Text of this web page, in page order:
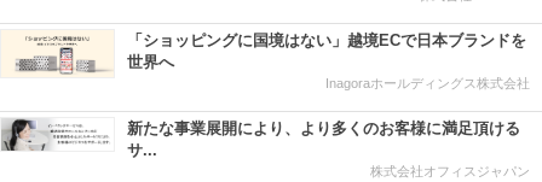
「ショッピングに国境はない」越境ECで日本ブランドを
世界へ
Inagoraホールディングス株式会社
新たな事業展開により、より多くのお客様に満足頂ける
サ...
株式会社オフィスジャパン